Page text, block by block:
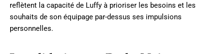
reflètent la capacité de Luffy à prioriser les besoins et les
souhaits de son équipage par-dessus ses impulsions
personnelles.